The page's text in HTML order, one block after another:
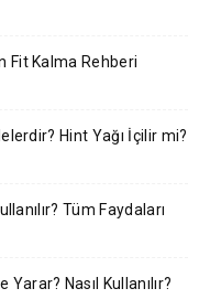
Fit Kalma Rehberi
Hint Yağı İçilir mi?
Tüm Faydaları
Nasıl Kullanılır?